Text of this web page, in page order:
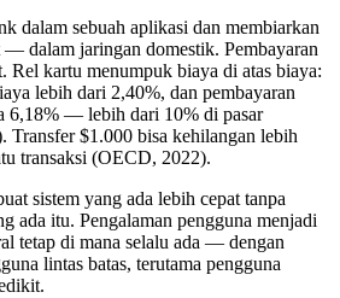
dalam sebuah aplikasi dan membiarkan
dalam jaringan domestik. Pembayaran
Rel kartu menumpuk biaya di atas biaya:
lebih dari 2,40%, dan pembayaran
6,18% — lebih dari 10% di pasar
Transfer $1.000 bisa kehilangan lebih
transaksi (OECD, 2022).
sistem yang ada lebih cepat tanpa
ada itu. Pengalaman pengguna menjadi
tetap di mana selalu ada — dengan
lintas batas, terutama pengguna